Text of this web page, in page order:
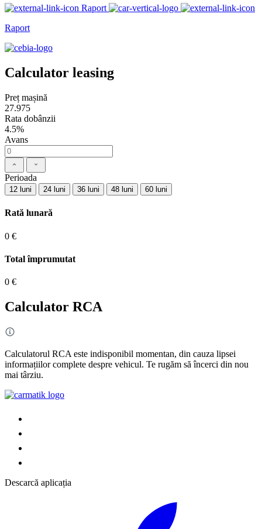
Raport
Raport
Calculator leasing
Preț mașină
27.975
Rata dobânzii
4.5%
Avans
Perioada
12 luni 24 luni 36 luni 48 luni 60 luni
Rată lunară
0 €
Total împrumutat
0 €
Calculator RCA
Calculatorul RCA este indisponibil momentan, din cauza lipsei
informațiilor complete despre vehicul. Te rugăm să încerci din nou
mai târziu.
Descarcă aplicația